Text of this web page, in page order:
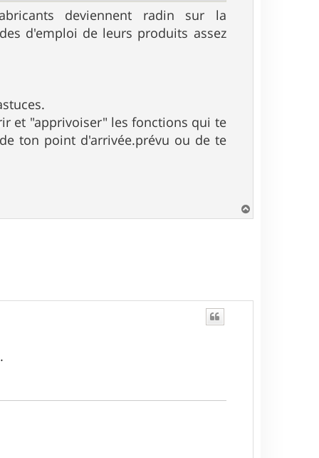
deviennent radin sur la
d'emploi de leurs produits assez
et "apprivoiser" les fonctions qui te
ton point d'arrivée.prévu ou de te
a